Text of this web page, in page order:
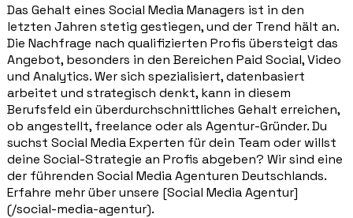
Das Gehalt eines Social Media Managers ist in den
letzten Jahren stetig gestiegen, und der Trend hält an.
Die Nachfrage nach qualifizierten Profis übersteigt das
Angebot, besonders in den Bereichen Paid Social, Video
und Analytics. Wer sich spezialisiert, datenbasiert
arbeitet und strategisch denkt, kann in diesem
Berufsfeld ein überdurchschnittliches Gehalt erreichen,
ob angestellt, freelance oder als Agentur-Gründer. Du
suchst Social Media Experten für dein Team oder willst
deine Social-Strategie an Profis abgeben? Wir sind eine
der führenden Social Media Agenturen Deutschlands.
Erfahre mehr über unsere [Social Media Agentur]
(/social-media-agentur).